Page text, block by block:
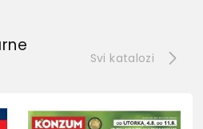
Svi katalozi